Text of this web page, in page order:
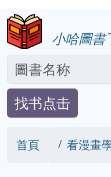
小哈圖書
找书点击
首頁 看漫畫